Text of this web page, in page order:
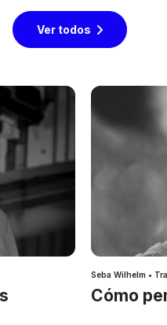
Ver todos
Seba Wilhelm •
Cómo